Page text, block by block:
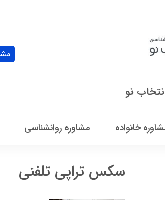
نو
خانواده مشاوره روانشناسی
سکس تراپی تلفنی